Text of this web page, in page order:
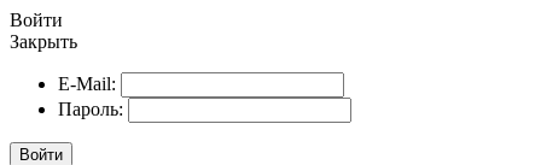
Войти
Закрыть
E-Mail:
Пароль:
Войти